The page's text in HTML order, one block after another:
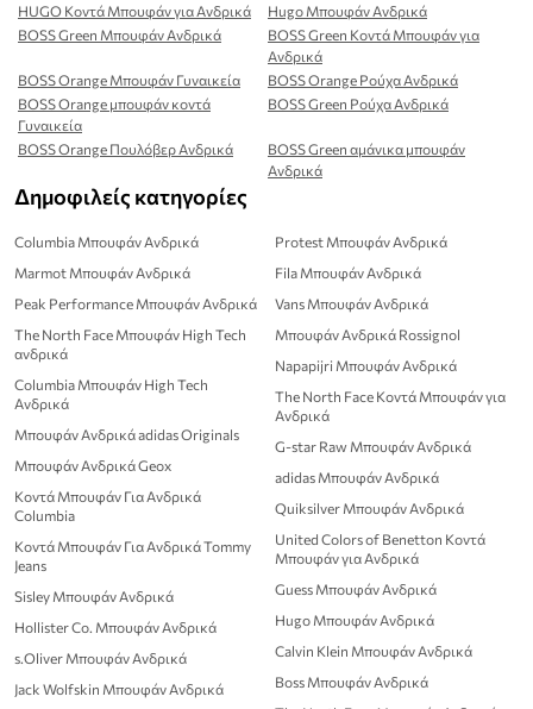
HUGO Κοντά Μπουφάν για Ανδρικά
Hugo Μπουφάν Ανδρικά
BOSS Green Μπουφάν Ανδρικά
BOSS Green Κοντά Μπουφάν για
Ανδρικά
BOSS Orange Μπουφάν Γυναικεία
BOSS Orange Ρούχα Ανδρικά
BOSS Orange μπουφάν κοντά
Γυναικεία
BOSS Green Ρούχα Ανδρικά
BOSS Orange Πουλόβερ Ανδρικά
BOSS Green αμάνικα μπουφάν
Ανδρικά
Δημοφιλείς κατηγορίες
Columbia Μπουφάν Ανδρικά
Marmot Μπουφάν Ανδρικά
Peak Performance Μπουφάν Ανδρικά
The North Face Μπουφάν High Tech
ανδρικά
Columbia Μπουφάν High Tech
Ανδρικά
Μπουφάν Ανδρικά adidas Originals
Μπουφάν Ανδρικά Geox
Κοντά Μπουφάν Για Ανδρικά
Columbia
Κοντά Μπουφάν Για Ανδρικά Tommy
Jeans
Sisley Μπουφάν Ανδρικά
Hollister Co. Μπουφάν Ανδρικά
s.Oliver Μπουφάν Ανδρικά
Jack Wolfskin Μπουφάν Ανδρικά
Protest Μπουφάν Ανδρικά
Fila Μπουφάν Ανδρικά
Vans Μπουφάν Ανδρικά
Μπουφάν Ανδρικά Rossignol
Napapijri Μπουφάν Ανδρικά
The North Face Κοντά Μπουφάν για
Ανδρικά
G-star Raw Μπουφάν Ανδρικά
adidas Μπουφάν Ανδρικά
Quiksilver Μπουφάν Ανδρικά
United Colors of Benetton Κοντά
Μπουφάν για Ανδρικά
Guess Μπουφάν Ανδρικά
Hugo Μπουφάν Ανδρικά
Calvin Klein Μπουφάν Ανδρικά
Boss Μπουφάν Ανδρικά